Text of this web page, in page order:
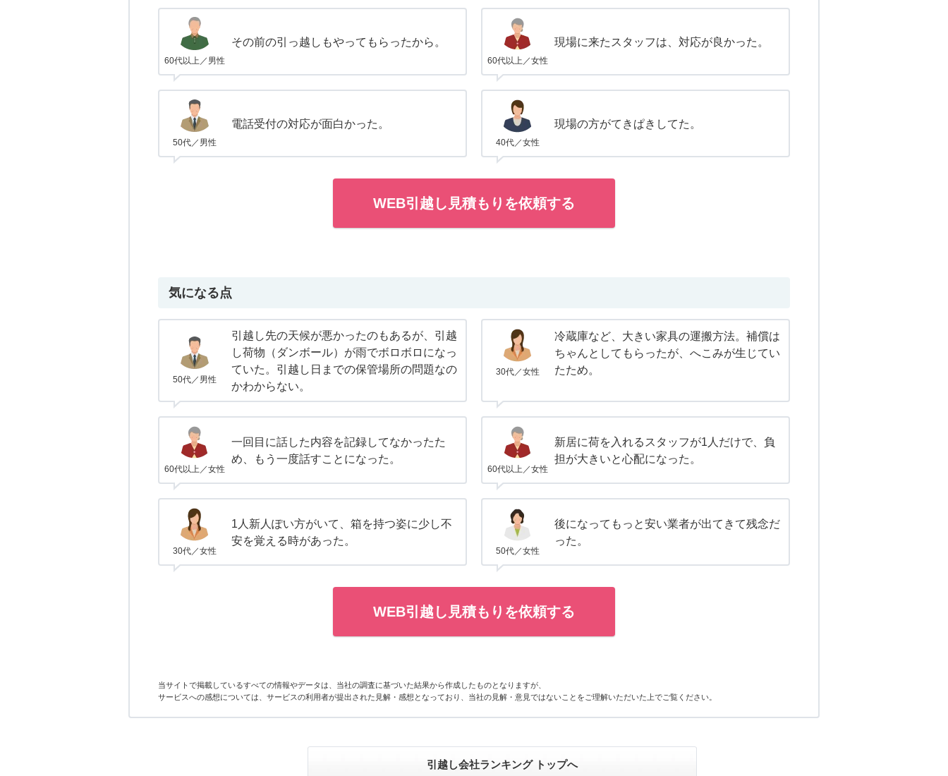
60代以上／男性
その前の引っ越しもやってもらったから。
60代以上／女性
現場に来たスタッフは、対応が良かった。
50代／男性
電話受付の対応が面白かった。
40代／女性
現場の方がてきぱきしてた。
WEB引越し見積もりを依頼する
気になる点
50代／男性
引越し先の天候が悪かったのもあるが、引越
し荷物（ダンボール）が雨でボロボロになっ
ていた。引越し日までの保管場所の問題なの
かわからない。
30代／女性
冷蔵庫など、大きい家具の運搬方法。補償は
ちゃんとしてもらったが、へこみが生じてい
たため。
60代以上／女性
一回目に話した内容を記録してなかったた
め、もう一度話すことになった。
60代以上／女性
新居に荷を入れるスタッフが1人だけで、負
担が大きいと心配になった。
30代／女性
1人新人ぽい方がいて、箱を持つ姿に少し不
安を覚える時があった。
50代／女性
後になってもっと安い業者が出てきて残念だ
った。
WEB引越し見積もりを依頼する
当サイトで掲載しているすべての情報やデータは、当社の調査に基づいた結果から作成したものとなりますが、
サービスへの感想については、サービスの利用者が提出された見解・感想となっており、当社の見解・意見ではないことをご理解いただいた上でご覧ください。
引越し会社ランキング トップへ